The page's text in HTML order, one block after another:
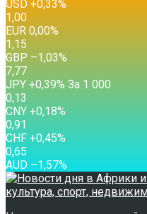
USD +0,33%
1,00
EUR 0,00%
1,15
GBP –1,03%
7,77
JPY +0,39% За 1 000
0,13
CNY +0,18%
0,91
CHF +0,45%
0,65
AUD –1,57%